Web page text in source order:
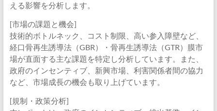
える影響を分析します。
[市場の課題と機会]
技術的ボトルネック、コスト制限、高い参入障壁など、
経口骨再生誘導法（GBR）・骨再生誘導法（GTR）膜市
場が直面する主な課題を特定し分析しています。また、
政府のインセンティブ、新興市場、利害関係者間の協力
など、市場成長の機会も取り上げています。
[規制・政策分析]